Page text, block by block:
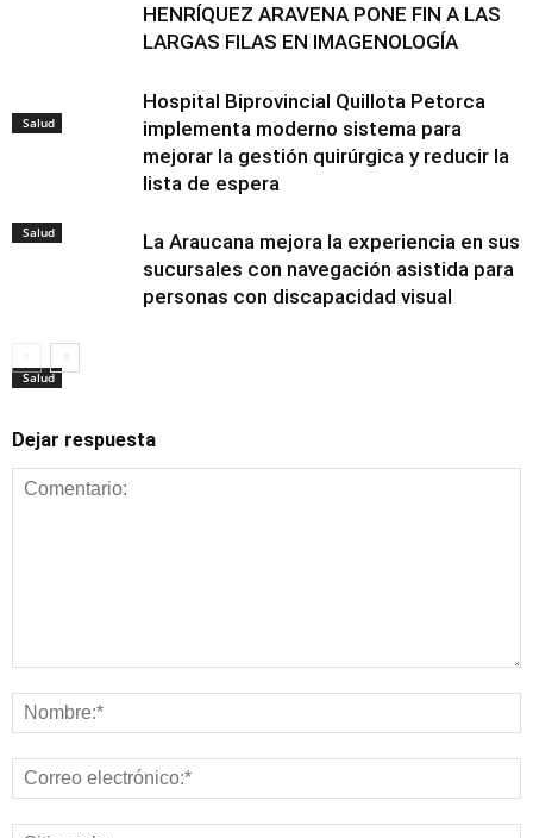
Salud
Salud
HENRÍQUEZ ARAVENA PONE FIN A LAS
LARGAS FILAS EN IMAGENOLOGÍA
Salud
Hospital Biprovincial Quillota Petorca
implementa moderno sistema para
mejorar la gestión quirúrgica y reducir la
lista de espera
Salud
La Araucana mejora la experiencia en sus
sucursales con navegación asistida para
personas con discapacidad visual
Dejar respuesta